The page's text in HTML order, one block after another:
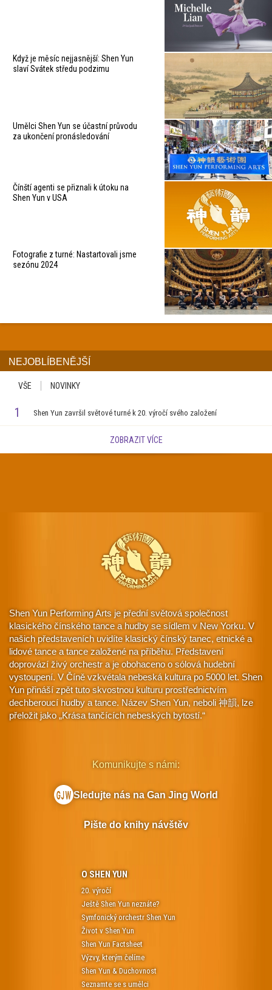
Když je měsíc nejjasnější: Shen Yun
slaví Svátek středu podzimu
Umělci Shen Yun se účastní průvodu
za ukončení pronásledování
Čínští agenti se přiznali k útoku na
Shen Yun v USA
Fotografie z turné: Nastartovali jsme
sezónu 2024
NEJOBLÍBENĚJŠÍ
VŠE NOVINKY
1 Shen Yun završil světové turné k 20. výročí svého založení
ZOBRAZIT VÍCE
Shen Yun Performing Arts je přední světová společnost
klasického čínského tance a hudby se sídlem v New Yorku. V
našich představeních uvidíte klasický čínský tanec, etnické a
lidové tance a tance založené na příběhu. Představení
doprovází živý orchestr a je obohaceno o sólová hudební
vystoupení. V Číně vzkvétala nebeská kultura po 5000 let. Shen
Yun přináší zpět tuto skvostnou kulturu prostřednictvím
dechberoucí hudby a tance. Název Shen Yun, neboli 神韻, lze
přeložit jako „Krása tančících nebeských bytostí.“
O SHEN YUN
20. výročí
Ještě Shen Yun neznáte?
Symfonický orchestr Shen Yun
Život v Shen Yun
Shen Yun Factsheet
Výzvy, kterým čelíme
Shen Yun & Duchovnost
Seznamte se s umělci
Komunikujte s námi:
Sledujte nás na Gan Jing World
Pište do knihy návštěv